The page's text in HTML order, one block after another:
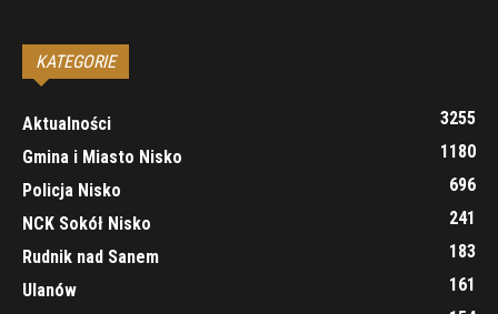
KATEGORIE
Aktualności
3255
Gmina i Miasto Nisko
1180
Policja Nisko
696
NCK Sokół Nisko
241
Rudnik nad Sanem
183
Ulanów
161